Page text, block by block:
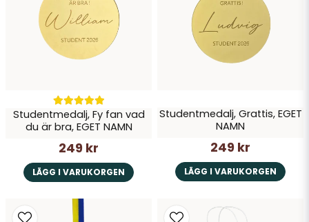
Studentmedalj, Fy fan vad
du är bra, EGET NAMN
249 kr
LÄGG I VARUKORGEN
Studentmedalj, Grattis, EGET
NAMN
249 kr
LÄGG I VARUKORGEN